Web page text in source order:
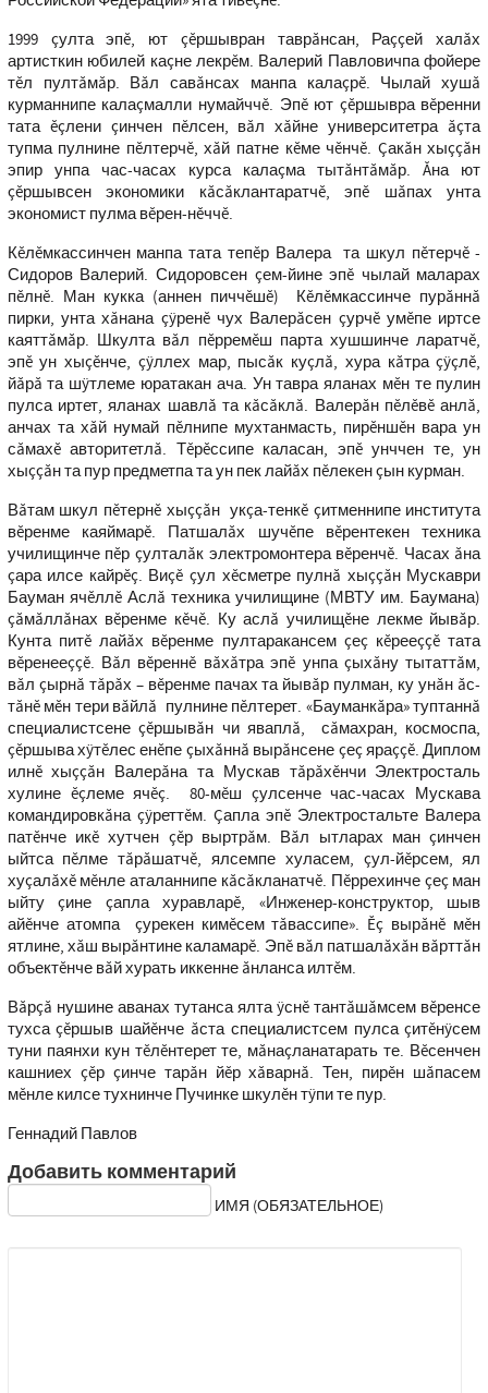
1999 çулта эпĕ, ют çĕршывран таврăнсан, Раççей халăх
артисткин юбилей каçне лекрĕм. Валерий Павловичпа фойере
тĕл пултăмăр. Вăл савăнсах манпа калаçрĕ. Чылай хушă
курманнипе калаçмалли нумайччĕ. Эпĕ ют çĕршывра вĕренни
тата ĕçлени çинчен пĕлсен, вăл хăйне университетра ăçта
тупма пулнине пĕлтерчĕ, хăй патне кĕме чĕнчĕ. Çакăн хыççăн
эпир унпа час-часах курса калаçма тытăнтăмăр. Ăна ют
çĕршывсен экономики кăсăклантаратчĕ, эпĕ шăпах унта
экономист пулма вĕрен-нĕччĕ.
Кĕлĕмкассинчен манпа тата тепĕр Валера та шкул пĕтерчĕ -
Сидоров Валерий. Сидоровсен çем-йине эпĕ чылай маларах
пĕлнĕ. Ман кукка (аннен пиччĕшĕ) Кĕлĕмкассинче пурăннă
пирки, унта хăнана çÿренĕ чух Валерăсен çурчĕ умĕпе иртсе
каяттăмăр. Шкулта вăл пĕрремĕш парта хушшинче ларатчĕ,
эпĕ ун хыçĕнче, çÿллех мар, пысăк куçлă, хура кăтра çÿçлĕ,
йăрă та шÿтлеме юратакан ача. Ун тавра яланах мĕн те пулин
пулса иртет, яланах шавлă та кăсăклă. Валерăн пĕлĕвĕ анлă,
анчах та хăй нумай пĕлнипе мухтанмасть, пирĕншĕн вара ун
сăмахĕ авторитетлă. Тĕрĕссипе каласан, эпĕ унччен те, ун
хыççăн та пур предметпа та ун пек лайăх пĕлекен çын курман.
Вăтам шкул пĕтернĕ хыççăн укçа-тенкĕ çитменнипе института
вĕренме каяймарĕ. Патшалăх шучĕпе вĕрентекен техника
училищинче пĕр çулталăк электромонтера вĕренчĕ. Часах ăна
çара илсе кайрĕç. Виçĕ çул хĕсметре пулнă хыççăн Мускаври
Бауман ячĕллĕ Аслă техника училищине (МВТУ им. Баумана)
çăмăллăнах вĕренме кĕчĕ. Ку аслă училищĕне лекме йывăр.
Кунта питĕ лайăх вĕренме пултаракансем çеç кĕрееççĕ тата
вĕренееççĕ. Вăл вĕреннĕ вăхăтра эпĕ унпа çыхăну тытаттăм,
вăл çырнă тăрăх – вĕренме пачах та йывăр пулман, ку унăн ăс-
тăнĕ мĕн тери вăйлă пулнине пĕлтерет. «Бауманкăра» туптаннă
специалистсене çĕршывăн чи яваплă, сăмахран, космоспа,
çĕршыва хÿтĕлес енĕпе çыхăннă вырăнсене çеç яраççĕ. Диплом
илнĕ хыççăн Валерăна та Мускав тăрăхĕнчи Электросталь
хулине ĕçлеме ячĕç. 80-мĕш çулсенче час-часах Мускава
командировкăна çÿреттĕм. Çапла эпĕ Электростальте Валера
патĕнче икĕ хутчен çĕр выртрăм. Вăл ытларах ман çинчен
ыйтса пĕлме тăрăшатчĕ, ялсемпе хуласем, çул-йĕрсем, ял
хуçалăхĕ мĕнле аталаннипе кăсăкланатчĕ. Пĕррехинче çеç ман
ыйту çине çапла хуравларĕ, «Инженер-конструктор, шыв
айĕнче атомпа çурекен кимĕсем тăвассипе». Ĕç вырăнĕ мĕн
ятлине, хăш вырăнтине каламарĕ. Эпĕ вăл патшалăхăн вăрттăн
объектĕнче вăй хурать иккенне ăнланса илтĕм.
Вăрçă нушине аванах тутанса ялта ÿснĕ тантăшăмсем вĕренсе
тухса çĕршыв шайĕнче ăста специалистсем пулса çитĕнÿсем
туни паянхи кун тĕлĕнтерет те, мăнаçланатарать те. Вĕсенчен
кашниех çĕр çинче тарăн йĕр хăварнă. Тен, пирĕн шăпасем
мĕнле килсе тухнинче Пучинке шкулĕн тÿпи те пур.
Геннадий Павлов
Добавить комментарий
ИМЯ (ОБЯЗАТЕЛЬНОЕ)